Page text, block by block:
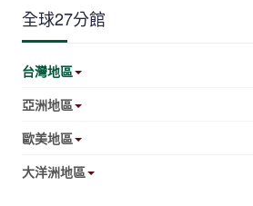
全球27分館
台灣地區
亞洲地區
歐美地區
大洋洲地區